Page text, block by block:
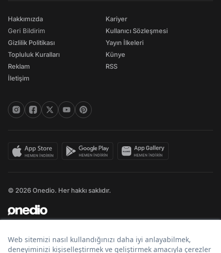
Hakkımızda
Geri Bildirim
Gizlilik Politikası
Topluluk Kuralları
Reklam
İletişim
Kariyer
Kullanıcı Sözleşmesi
Yayın İlkeleri
Künye
RSS
© 2026 Onedio. Her hakkı saklıdır.
Bir markasıdır.